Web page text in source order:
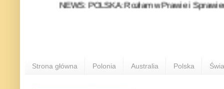
NEWS: POLSKA: Rozłam w Prawie i
Strona główna Polonia Australia Polska